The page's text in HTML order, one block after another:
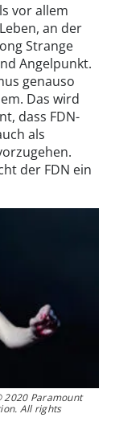
vor allem
an der
Strange
Angelpunkt.
genauso
Das wird
dass FDN-
als
der FDN ein
Paramount
All rights